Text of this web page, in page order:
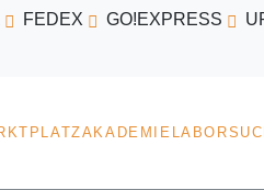
FEDEX GO!EXPRESS